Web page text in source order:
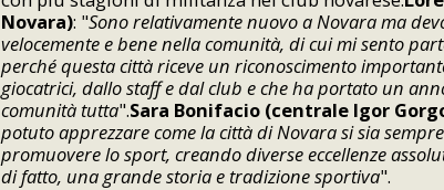
Novara): "Sono relativamente nuovo a Novara ma
velocemente e bene nella comunità, di cui mi sento
perché questa città riceve un riconoscimento
giocatrici, dallo staff e dal club e che ha portato un
comunità tutta".Sara Bonifacio (centrale Igor
potuto apprezzare come la città di Novara si sia
promuovere lo sport, creando diverse eccellenze
di fatto, una grande storia e tradizione sportiva".